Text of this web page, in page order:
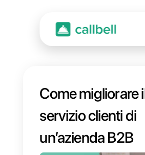
Come
servizio clienti